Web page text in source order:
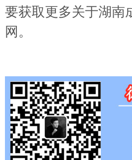
要获取更多关于湖南
网。